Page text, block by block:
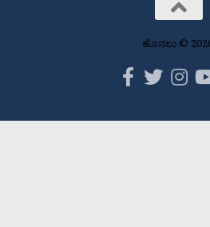
ಹೊನಲು ©